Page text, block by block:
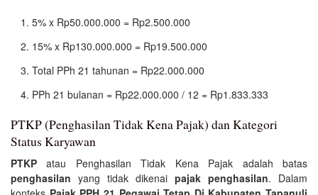
5% x Rp50.000.000 = Rp2.500.000
15% x Rp130.000.000 = Rp19.500.000
Total PPh 21 tahunan = Rp22.000.000
PPh 21 bulanan = Rp22.000.000 / 12 = Rp1.833.333
PTKP (Penghasilan Tidak Kena Pajak) dan Kategori
Status Karyawan
PTKP atau Penghasilan Tidak Kena Pajak adalah batas
penghasilan yang tidak dikenai pajak penghasilan. Dalam